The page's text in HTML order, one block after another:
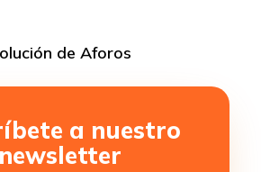
de Aforos
a nuestro
newsletter